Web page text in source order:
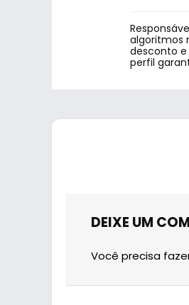
algoritmos
desconto e
perfil
DEIXE UM
Você precisa